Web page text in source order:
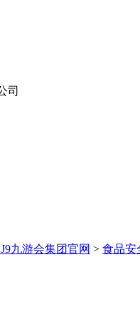
J9九游会集团官网 > 食品安